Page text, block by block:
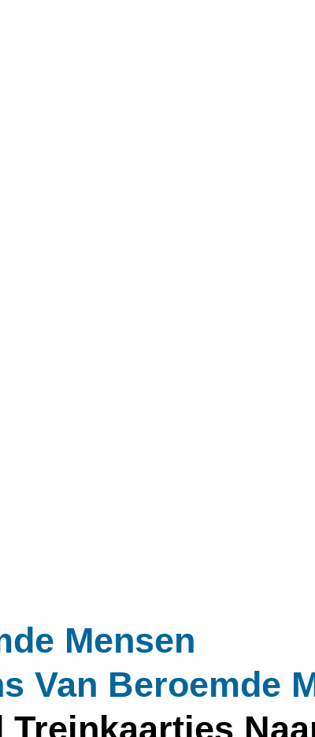
Mensen
Van Beroemde